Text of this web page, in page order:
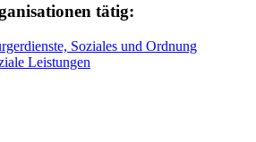
tätig:
Soziales und Ordnung
Leistungen